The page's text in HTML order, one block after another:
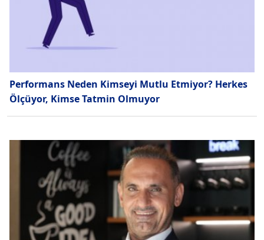
Performans Neden Kimseyi Mutlu Etmiyor? Herkes
Ölçüyor, Kimse Tatmin Olmuyor